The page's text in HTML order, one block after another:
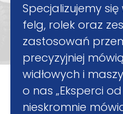
Specjalizujemy
felg, rolek oraz
zastosowań
precyzyjniej
widłowych i
o nas „Eksperci
nieskromnie